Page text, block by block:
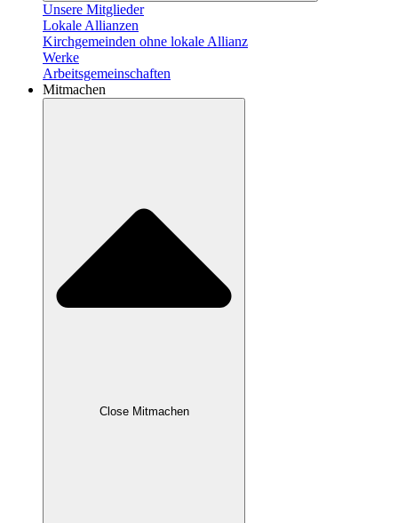
Unsere Mitglieder
Lokale Allianzen
Kirchgemeinden ohne lokale Allianz
Werke
Arbeitsgemeinschaften
Mitmachen
Close Mitmachen